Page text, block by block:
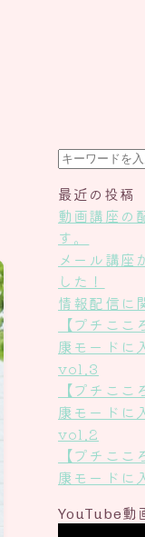
最近の投稿
動画講座の
す。
メール講座
した！
情報配信に
【プチこ
康モードに
vol.3
【プチこ
康モードに
vol.2
【プチこ
康モードに
YouTube動